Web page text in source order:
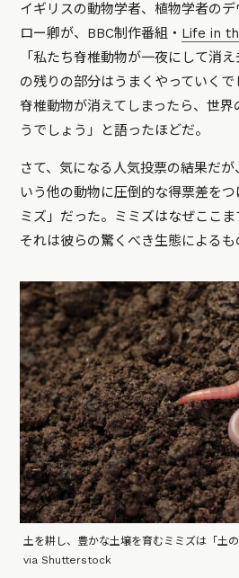
イギリスの動物学者、植物学者の
ロー卿が、BBC制作番組・ Life in
「私たち脊椎動物が一夜にして消
の残りの部分はうまくやっていく
脊椎動物が消えてしまったら、世
うでしょう」
と語ったほどだ。
さて、気になる人気投票の結果だ
いう他の動物に圧倒的な得票差を
ミズ」だった。ミミズはなぜここま
それは彼らの驚くべき生態によるも
土を耕し、豊かな土壌を育むミミズは「土
via Shutterstock